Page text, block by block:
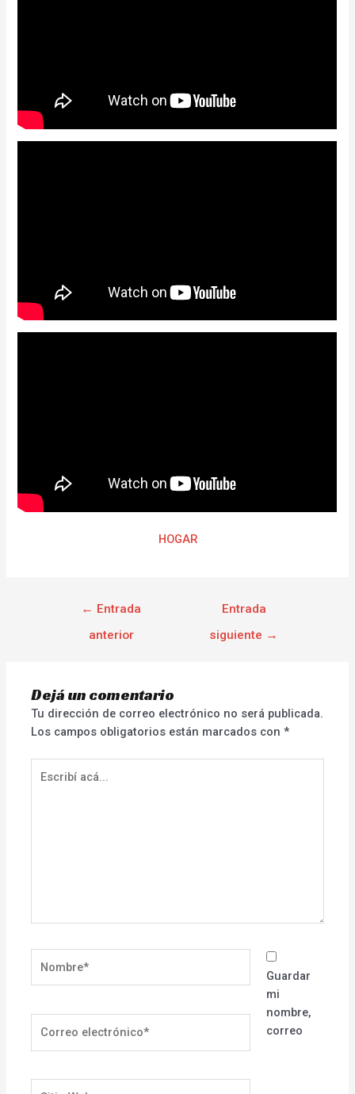
HOGAR
← Entrada
anterior
Entrada
siguiente →
Dejá un comentario
Tu dirección de correo electrónico no será publicada.
Los campos obligatorios están marcados con*
acá...
electrónico*
Guardar
mi
nombre,
correo